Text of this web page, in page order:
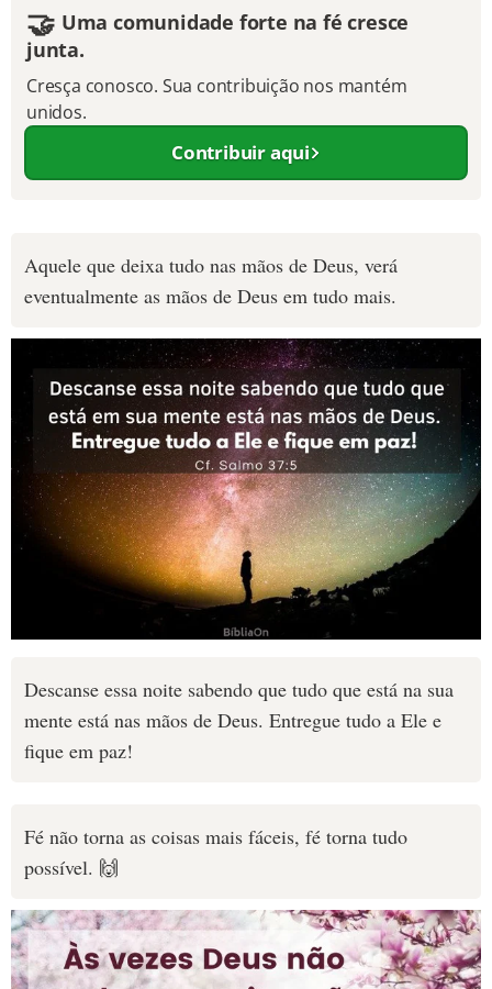
🤝 Uma comunidade forte na fé cresce
junta.
Cresça conosco. Sua contribuição nos mantém
unidos.
Contribuir aqui
Aquele que deixa tudo nas mãos de Deus, verá
eventualmente as mãos de Deus em tudo mais.
Descanse essa noite sabendo que tudo que está na sua
mente está nas mãos de Deus. Entregue tudo a Ele e
fique em paz!
Fé não torna as coisas mais fáceis, fé torna tudo
possível. 🙌